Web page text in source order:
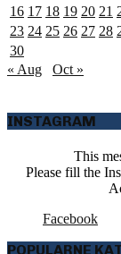
16 17 18 19 20 21
23 24 25 26 27 28
30
« Aug
Oct »
INSTAGRAM
This
Please fill the
Facebook
POPULARNE